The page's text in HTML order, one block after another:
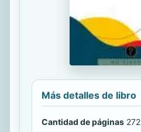
Más detalles de libro
Cantidad de páginas 272